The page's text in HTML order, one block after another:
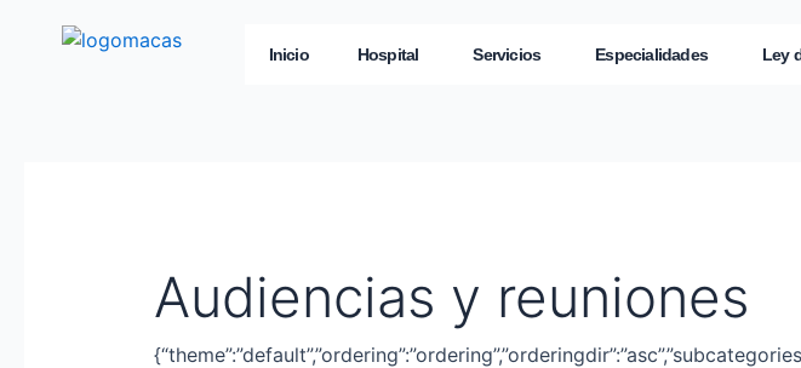
Inicio Hospital Servicios Especialidades Ley
Audiencias y reuniones